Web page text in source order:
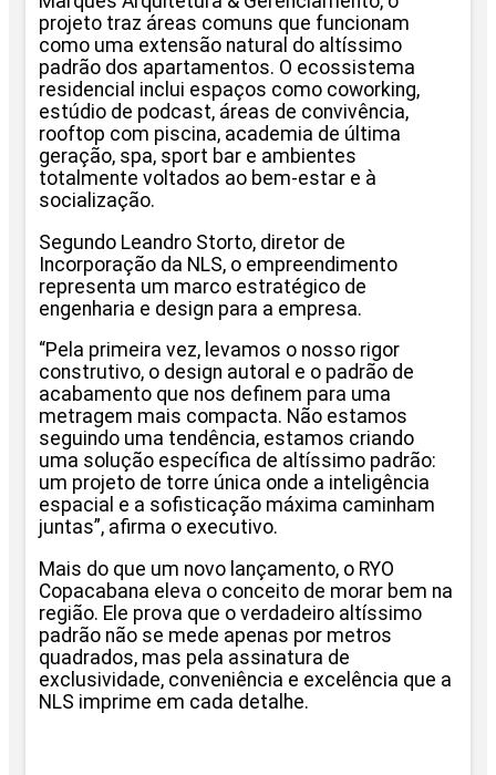
projeto traz áreas comuns que funcionam
como uma extensão natural do altíssimo
padrão dos apartamentos. O ecossistema
residencial inclui espaços como coworking,
estúdio de podcast, áreas de convivência,
rooftop com piscina, academia de última
geração, spa, sport bar e ambientes
totalmente voltados ao bem-estar e à
socialização.
Segundo Leandro Storto, diretor de
Incorporação da NLS, o empreendimento
representa um marco estratégico de
engenharia e design para a empresa.
“Pela primeira vez, levamos o nosso rigor
construtivo, o design autoral e o padrão de
acabamento que nos definem para uma
metragem mais compacta. Não estamos
seguindo uma tendência, estamos criando
uma solução específica de altíssimo padrão:
um projeto de torre única onde a inteligência
espacial e a sofisticação máxima caminham
juntas”, afirma o executivo.
Mais do que um novo lançamento, o RYO
Copacabana eleva o conceito de morar bem na
região. Ele prova que o verdadeiro altíssimo
padrão não se mede apenas por metros
quadrados, mas pela assinatura de
exclusividade, conveniência e excelência que a
NLS imprime em cada detalhe.